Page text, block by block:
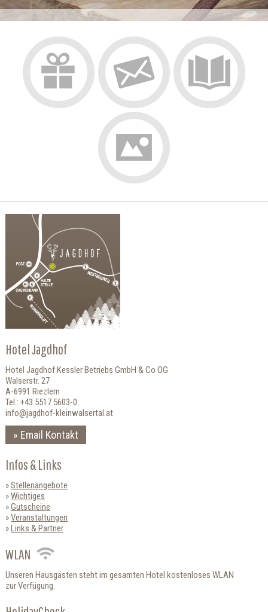
Hotel Jagdhof
Hotel Jagdhof Kessler Betriebs GmbH & Co OG
Walserstr. 27
A-6991 Riezlern
Tel.: +43 5517 5603-0
info@jagdhof-kleinwalsertal.at
Email Kontakt
Infos & Links
Stellenangebote
Wichtiges
Gutscheine
Veranstaltungen
Links & Partner
WLAN
Unseren Hausgästen steht im gesamten Hotel kostenloses WLAN
zur Verfügung.